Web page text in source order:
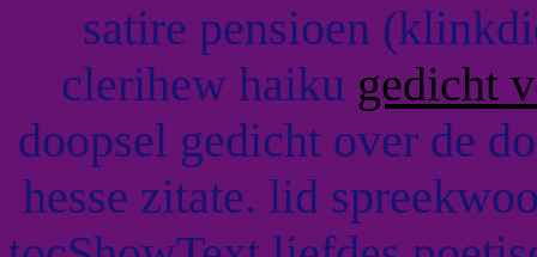
satire pensioen
clerihew haiku gedicht
doopsel gedicht over de
hesse zitate. lid